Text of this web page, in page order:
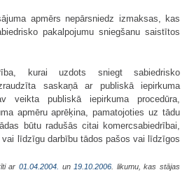
apmērs nepārsniedz izmaksas, kas
pakalpojumu sniegšanu saistītos
kurai uzdots sniegt sabiedrisko
saskaņā ar publiskā iepirkuma
veikta publiskā iepirkuma procedūra,
apmēru aprēķina, pamatojoties uz tādu
būtu radušās citai komercsabiedrībai,
vai līdzīgu darbību tādos pašos vai līdzīgos
ar 01.04.2004. un19.10.2006. likumu, kas stājas